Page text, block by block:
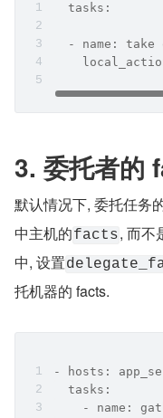
  tasks:
- name: take
3. 委托者的
默认情况下, 委托任务
中主机的facts, 而不
中, 设置
托机器的 facts.
- hosts:
  tasks:
- name: